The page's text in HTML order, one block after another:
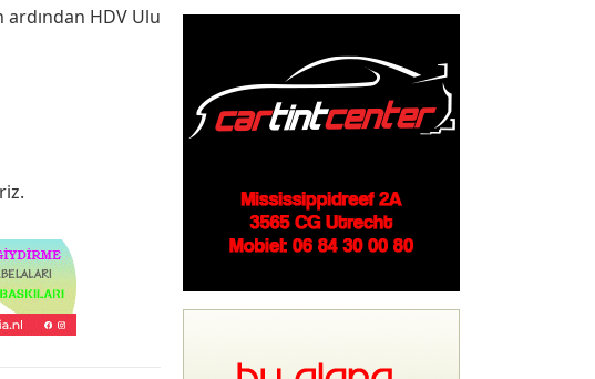
ardından HDV Ulu